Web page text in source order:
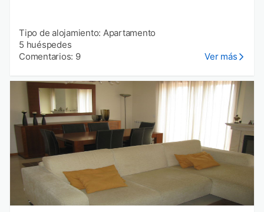
Tipo de alojamiento: Apartamento
5 huéspedes
Comentarios: 9
Ver más